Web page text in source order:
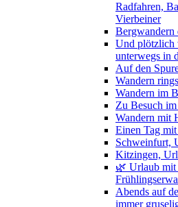
Radfahren,
Vierbeiner
Bergwandern
Und plötzlich
unterwegs in
Auf den
Wandern
Wandern im
Zu Besuch
Wandern mit
Einen Tag
Schweinfurt,
Kitzingen,
🌿 Urlaub
Abends auf
immer